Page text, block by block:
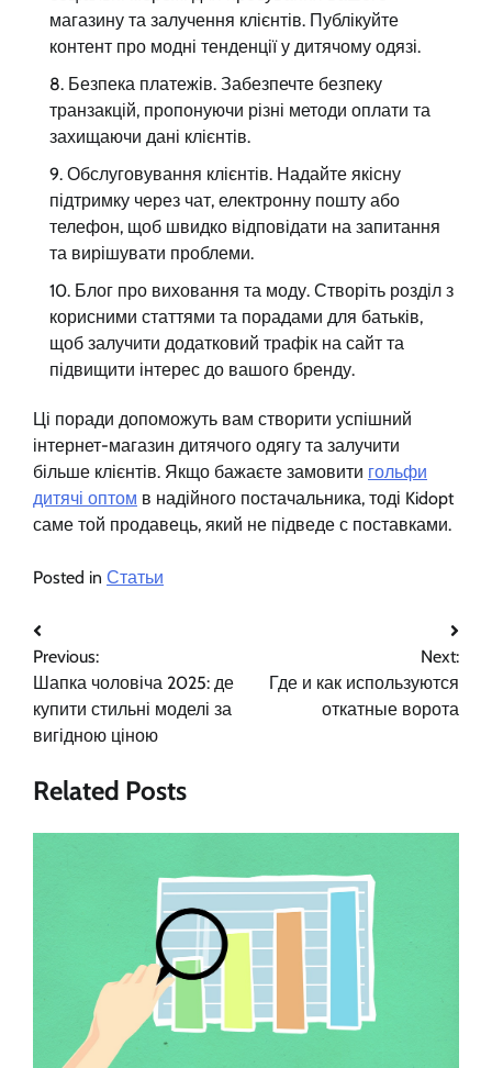
магазину та залучення клієнтів. Публікуйте
контент про модні тенденції у дитячому одязі.
Безпека платежів. Забезпечте безпеку
транзакцій, пропонуючи різні методи оплати та
захищаючи дані клієнтів.
Обслуговування клієнтів. Надайте якісну
підтримку через чат, електронну пошту або
телефон, щоб швидко відповідати на запитання
та вирішувати проблеми.
Блог про виховання та моду. Створіть розділ з
корисними статтями та порадами для батьків,
щоб залучити додатковий трафік на сайт та
підвищити інтерес до вашого бренду.
Ці поради допоможуть вам створити успішний
інтернет-магазин дитячого одягу та залучити
більше клієнтів. Якщо бажаєте замовити гольфи
дитячі оптом в надійного постачальника, тоді Kidopt
саме той продавець, який не підведе с поставками.
Posted in Статьи
Навигация
по
записям
Previous:
Шапка чоловіча 2025: де
купити стильні моделі за
вигідною ціною
Next:
Где и как используются
откатные ворота
Related Posts